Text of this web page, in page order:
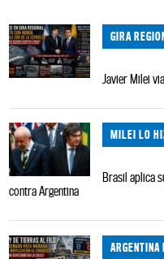
GIRA
Javier Milei
MILEI LO
Brasil aplica
contra Argentina
ARGENTINA